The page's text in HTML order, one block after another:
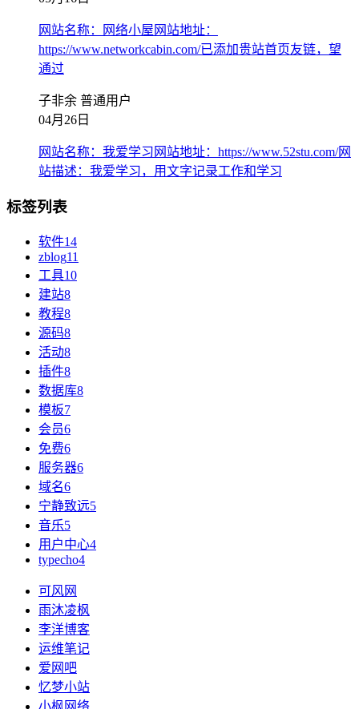
网站名称：网络小屋网站地址：
https://www.networkcabin.com/已添加贵站首页友链，望
通过
子非余 普通用户
04月26日
网站名称：我爱学习网站地址：https://www.52stu.com/网
站描述：我爱学习，用文字记录工作和学习
标签列表
软件14
zblog11
工具10
建站8
教程8
源码8
活动8
插件8
数据库8
模板7
会员6
免费6
服务器6
域名6
宁静致远5
音乐5
用户中心4
typecho4
可风网
雨沐凌枫
李洋博客
运维笔记
爱网吧
忆梦小站